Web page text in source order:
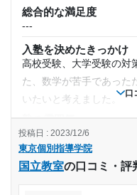
---
※料金は口コミされた方が支払
能性がございますので、詳しく
受講コース
通年,春期講習,夏期講
通塾頻度
1日あたりの授業時間
---
池袋駅という大きな駅が
場所や往来する人の数が
授業以外のサポート
(相談・面談、家庭学習のサポー
授業や宿題についての質
空いている講師の方々が
利用詳細
通塾期間
2017年以前
口
総合的な満足度
---
入塾を決めたきっかけ
高校受験、大学受験の対
た、数学が苦手であった
いたいと考えました。
---
料金
料金については、しっか
東京個別指導学院
国立教室の口コミ・評
投稿日 : 2023/12/6